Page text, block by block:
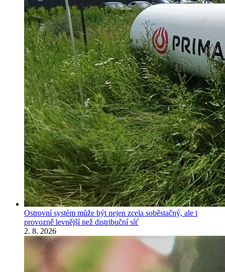
Ostrovní systém může být nejen zcela soběstačný, ale i
provozně levnější než distribuční síť
2. 8. 2026